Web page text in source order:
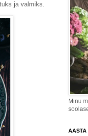
ja valmiks.
Minu
AASTA